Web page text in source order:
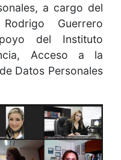
a cargo del
Guerrero
del Instituto
Acceso a la
Datos Personales